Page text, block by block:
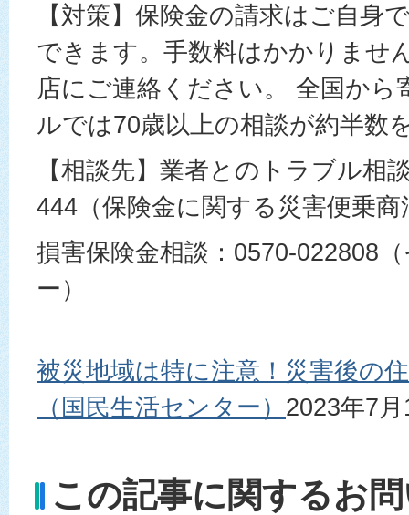
【対策】保険金の請求はご自身
できます。手数料はかかりませ
店にご連絡ください。 全国から
ルでは70歳以上の相談が約半数
【相談先】業者とのトラブル相
444（保険金に関する災害便乗
損害保険金相談：0570-022808
ー）
被災地域は特に注意！災害後の
（国民生活センター） 2023年7
この記事に関するお